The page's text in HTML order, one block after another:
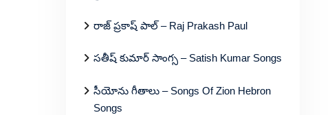
రాజ్ ప్రకాష్ పాల్ – Raj Prakash Paul
సతీష్ కుమార్ సాంగ్స – Satish Kumar Songs
సీయోను గీతాలు – Songs Of Zion Hebron
Songs